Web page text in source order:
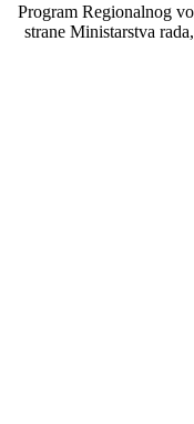
Program Regionalnog
strane Ministarstva